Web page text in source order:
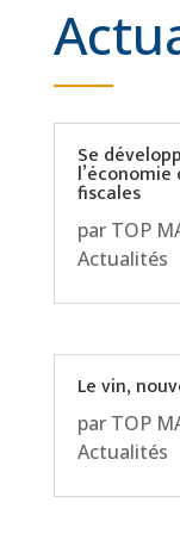
Se
fiscales
par TOP
Actualités
Le vin,
par TOP
Actualités